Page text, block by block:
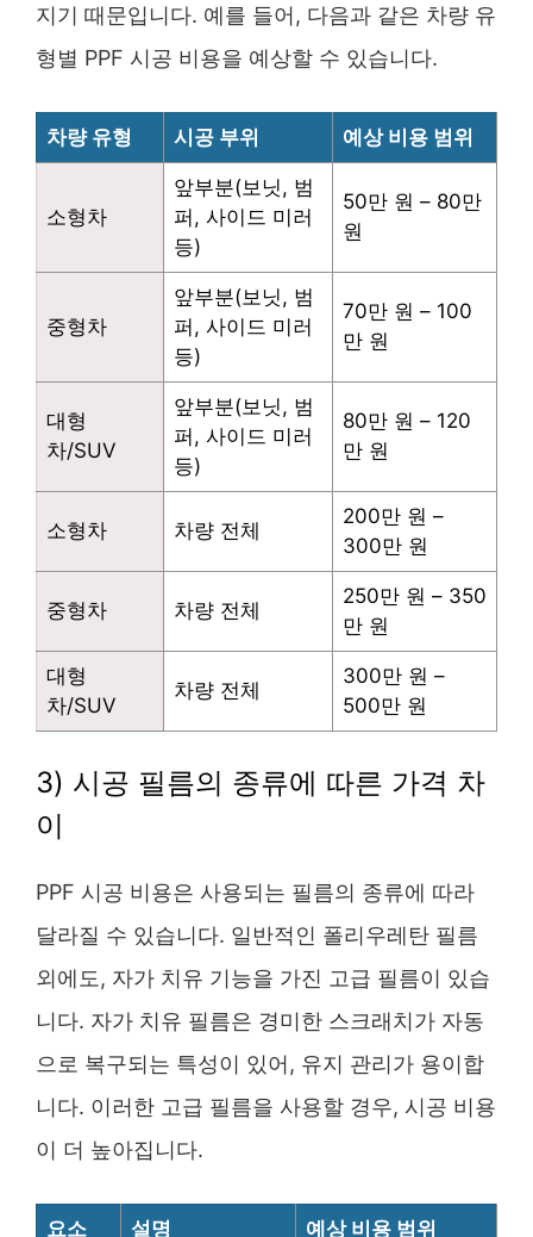
지기 때문입니다. 예를 들어, 다음과 같은 차량 유
형별 PPF 시공 비용을 예상할 수 있습니다.
차량 유형 시공 부위 예상 비용 범위
소형차
앞부분(보닛, 범
퍼, 사이드 미러
등)
50만 원 – 80만
원
중형차
앞부분(보닛, 범
퍼, 사이드 미러
등)
70만 원 – 100
만 원
대형
차/SUV
앞부분(보닛, 범
퍼, 사이드 미러
등)
80만 원 – 120
만 원
소형차 차량 전체
200만 원 –
300만 원
중형차 차량 전체
250만 원 – 350
만 원
대형
차/SUV
차량 전체
300만 원 –
500만 원
3) 시공 필름의 종류에 따른 가격 차
이
PPF 시공 비용은 사용되는 필름의 종류에 따라
달라질 수 있습니다. 일반적인 폴리우레탄 필름
외에도, 자가 치유 기능을 가진 고급 필름이 있습
니다. 자가 치유 필름은 경미한 스크래치가 자동
으로 복구되는 특성이 있어, 유지 관리가 용이합
니다. 이러한 고급 필름을 사용할 경우, 시공 비용
이 더 높아집니다.
요소 설명 예상 비용 범위